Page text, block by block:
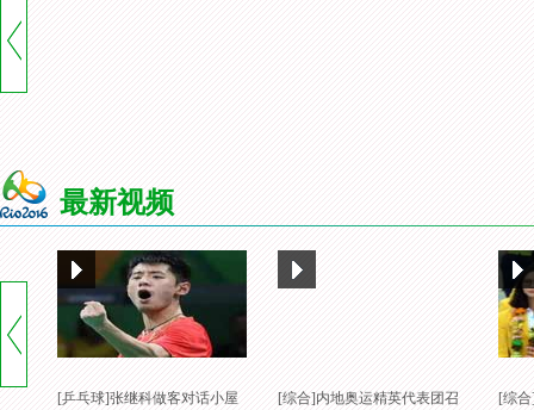
最新视频
[乒乓球]张继科做客对话小屋
[综合]内地奥运精英代表团召
[综